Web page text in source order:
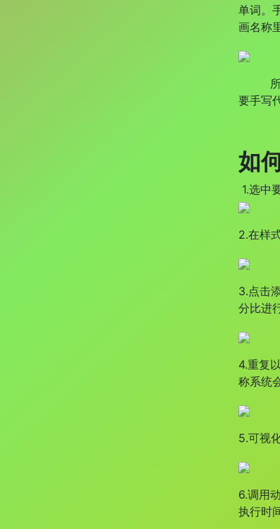
单词。
画名称
所有
要手写
如
1.选中
2.在样
3.点击
分比进
4.重复
称系统
5.可视
6.调用
执行时